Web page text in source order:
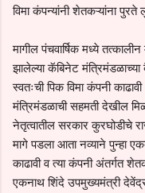
विमा कंपन्यांनी शेतकऱ्यांना पुरते
मागील पंचवार्षिक मध्ये
झालेल्या कॅबिनेट
स्वतःची पिक विमा कंपनी
मंत्रिमंडळाची सहमती देखील
नेतृत्वातील सरकार कुरघोडीचे
मागे पडला आता नव्याने पुन्हा
काढावी व त्या कंपनी अंतर्गत
एकनाथ शिंदे उपमुख्यमंत्री